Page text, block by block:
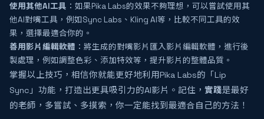
使用其他AI工具 ：如果Pika Labs的效果不夠理想，可以嘗試使用其
他AI對嘴工具，例如Sync Labs、Kling AI等，比較不同工具的效
果，選擇最適合你的。
善用影片編輯軟體 ：將生成的對嘴影片匯入影片編輯軟體，進行後
製處理，例如調整色彩、添加特效等，提升影片的整體品質。
掌握以上技巧，相信你就能更好地利用Pika Labs的「Lip
Sync」功能，打造出更具吸引力的AI影片。記住， 實踐是最好
的老師，多嘗試、多摸索，你一定能找到最適合自己的方法！